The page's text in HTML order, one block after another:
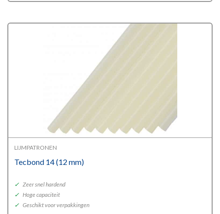
LIJMPATRONEN
Tecbond 14 (12 mm)
✓ Zeer snel hardend
✓ Hoge capaciteit
✓ Geschikt voor verpakkingen